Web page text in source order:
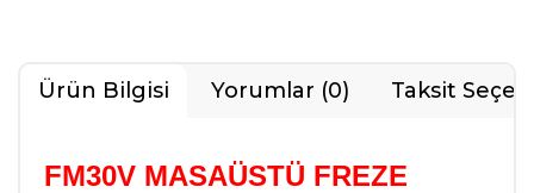
Ürün Bilgisi Yorumlar (0) Taksit
FM30V MASAÜSTÜ FREZE